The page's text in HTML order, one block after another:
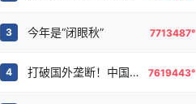
3 今年是“闭眼秋” 7713487°
4 打破国外垄断！中国重磅科技集中上新 7619443°